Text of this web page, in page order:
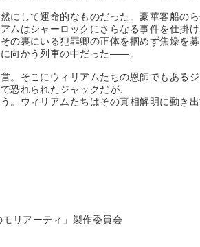
して運命的なものだった。豪華客船の
ムはシャーロックにさらなる事件を仕掛け
の裏にいる犯罪卿の正体を掴めず焦燥を募
向かう列車の中だった――。
そこにウィリアムたちの恩師でもあるジ
恐れられたジャックだが、
。ウィリアムたちはその真相解明に動き出
リアーティ」製作委員会